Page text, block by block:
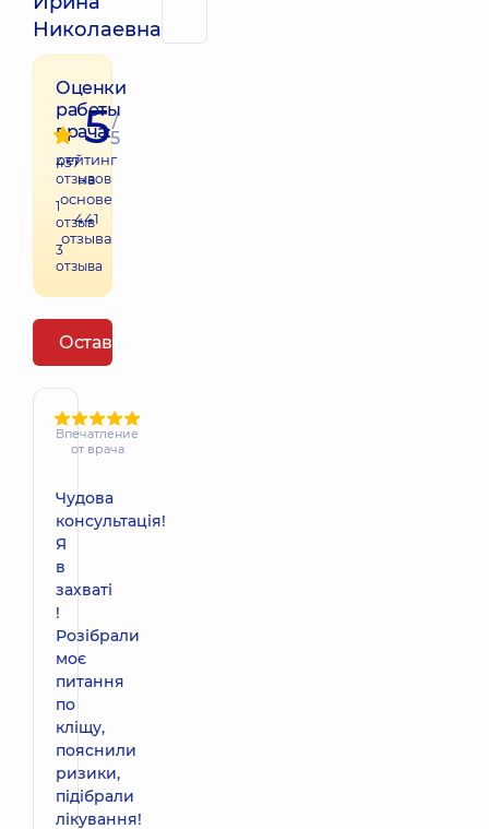
Николаевна
Оценки
работы
врача:
437
отзывов
1
отзыв
3
отзыва
5/
5
рейтинг
на
основе
441
отзыва
Оставить отзыв
Впечатление
от врача
Чудова
консультація!
Я
в
захваті
!
Розібрали
моє
питання
по
кліщу,
пояснили
ризики,
підібрали
лікування!